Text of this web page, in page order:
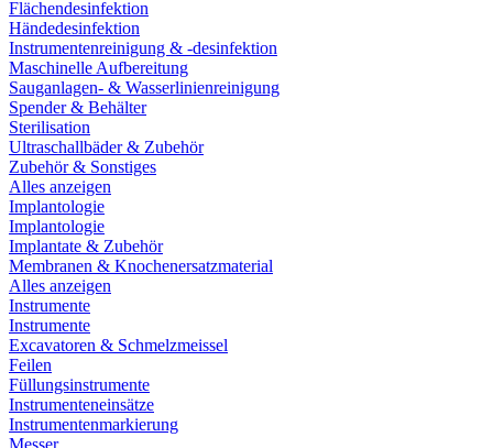
Flächendesinfektion
Händedesinfektion
Instrumentenreinigung & -desinfektion
Maschinelle Aufbereitung
Sauganlagen- & Wasserlinienreinigung
Spender & Behälter
Sterilisation
Ultraschallbäder & Zubehör
Zubehör & Sonstiges
Alles anzeigen
Implantologie
Implantologie
Implantate & Zubehör
Membranen & Knochenersatzmaterial
Alles anzeigen
Instrumente
Instrumente
Excavatoren & Schmelzmeissel
Feilen
Füllungsinstrumente
Instrumenteneinsätze
Instrumentenmarkierung
Messer